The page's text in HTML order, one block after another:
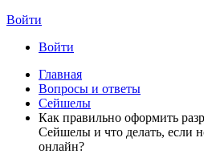
Войти
Войти
Главная
Вопросы и ответы
Сейшелы
Как правильно оформить
Сейшелы и что делать, если
онлайн?